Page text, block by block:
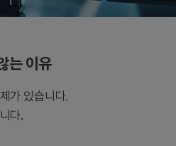
는 이유
가 있습니다.
다.